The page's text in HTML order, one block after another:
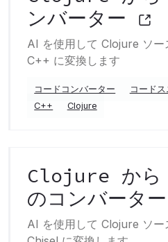
ンバーター
AI を使用して Clojure ソー
C++ に変換します
コードコンバーター コードス
C++
Clojure
Clojure か
のコンバーター
AI を使用して Clojure ソー